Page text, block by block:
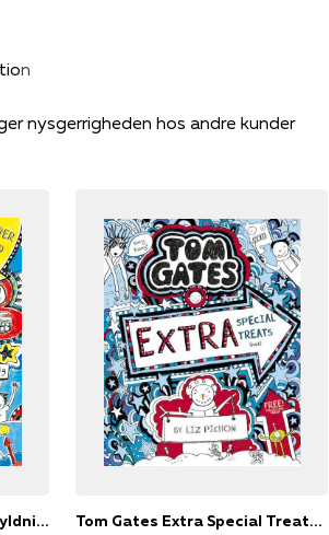
nysgerrigheden hos andre kunder
Tom Gates 2 - Gode undskyldninger (og andre fede ting) Tom Gates Extra Special Treats (not)